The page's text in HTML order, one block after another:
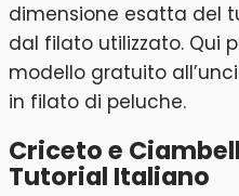
dimensione esatta del
dal filato utilizzato. Qui
modello gratuito
in filato di peluche.
Criceto e
Tutorial Italiano